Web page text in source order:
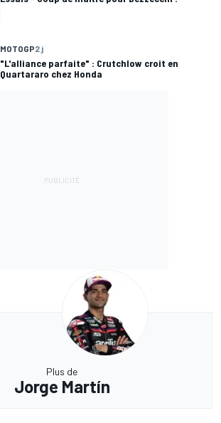
MOTOGP2 j
"L'alliance parfaite" : Crutchlow croit en
Quartararo chez Honda
Plus de
Jorge Martín